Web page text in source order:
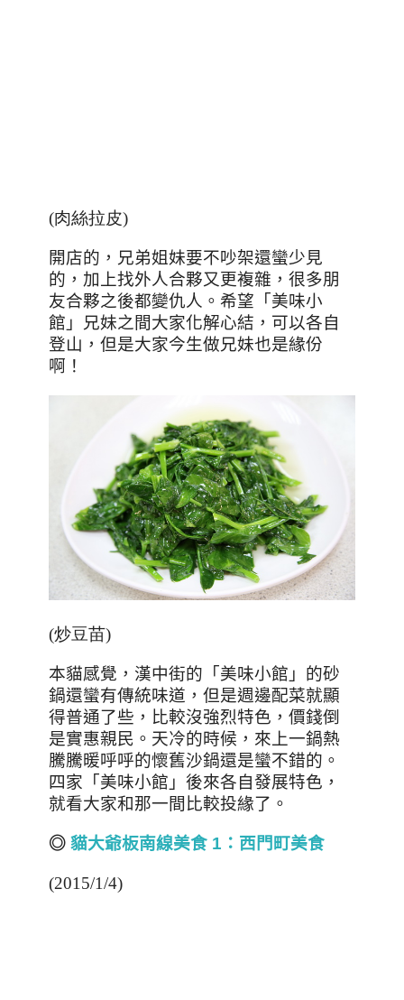
(肉絲拉皮)
開店的，兄弟姐妹要不吵架還蠻少見
的，加上找外人合夥又更複雜，很多朋
友合夥之後都變仇人。希望「美味小
館」兄妹之間大家化解心結，可以各自
登山，但是大家今生做兄妹也是緣份
啊！
(炒豆苗)
本貓感覺，漢中街的「美味小館」的砂
鍋還蠻有傳統味道，但是週邊配菜就顯
得普通了些，比較沒強烈特色，價錢倒
是實惠親民。天冷的時候，來上一鍋熱
騰騰暖呼呼的懷舊沙鍋還是蠻不錯的。
四家「美味小館」後來各自發展特色，
就看大家和那一間比較投緣了。
◎ 貓大爺板南線美食 1 ：西門町美食
(2015/1/4)